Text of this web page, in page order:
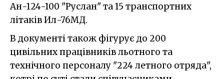
Ан-124-100 "Руслан" та 15 транспортних
літаків Ил-76МД.
В документі також фігурує до 200
цивільних працівників льотного та
технічного персоналу "224 летного отряда",